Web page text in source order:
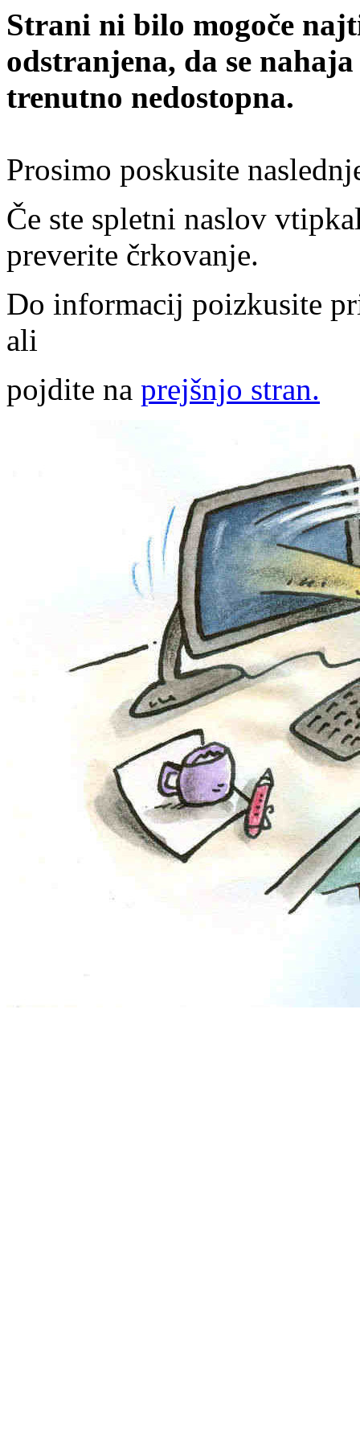
Strani ni bilo mogoče
odstranjena, da se
trenutno nedostopna.
Prosimo poskusite
Če ste spletni naslov
preverite črkovanje.
Do informacij poizkusite
ali
pojdite na prejšnjo stran.